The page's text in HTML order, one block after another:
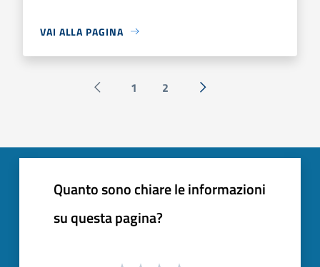
VAI ALLA PAGINA
Pagina precedente
1 2 Successiva »
Quanto sono chiare le informazioni
su questa pagina?